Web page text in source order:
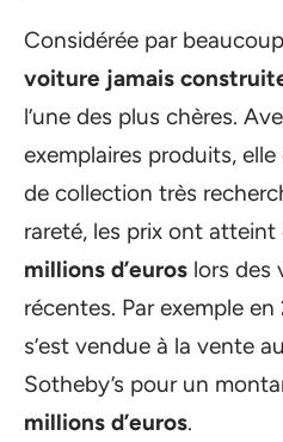
Considérée par
voiture jamais
l’une des plus chères.
exemplaires produits,
de collection très
rareté, les prix ont atteint
millions d’euros lors des
récentes. Par exemple
s’est vendue à la vente
Sotheby’s pour un
millions d’euros.